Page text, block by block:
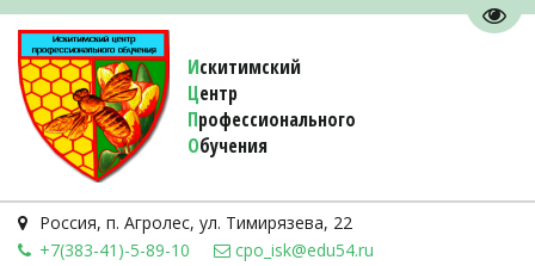
Искитимский
Центр
Профессионального
Обучения
Россия, п. Агролес, ул. Тимирязева, 22
+7(383-41)-5-89-10
cpo_isk@edu54.ru